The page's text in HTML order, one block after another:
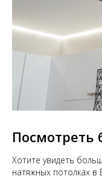
Посмотреть
Хотите увидеть
натяжных потолках в